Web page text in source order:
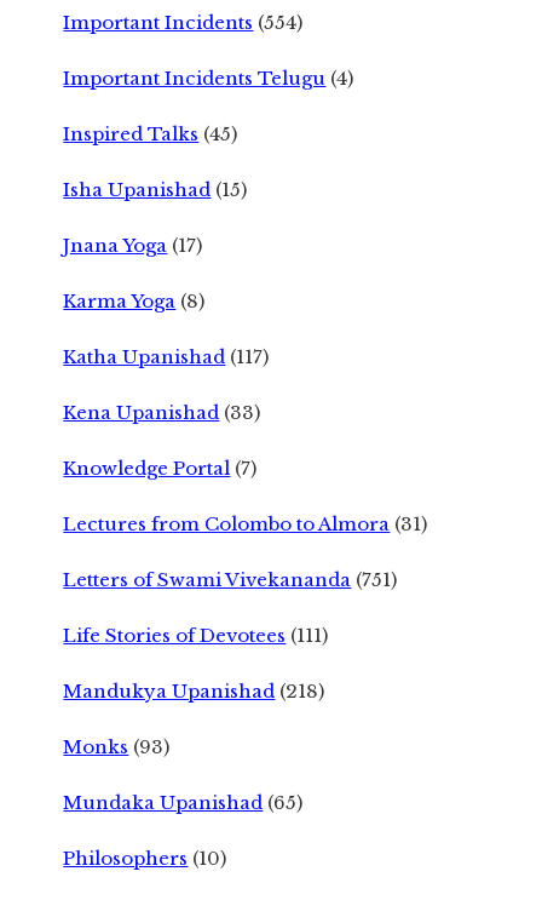
Important Incidents (554)
Important Incidents Telugu (4)
Inspired Talks (45)
Isha Upanishad (15)
Jnana Yoga (17)
Karma Yoga (8)
Katha Upanishad (117)
Kena Upanishad (33)
Knowledge Portal (7)
Lectures from Colombo to Almora (31)
Letters of Swami Vivekananda (751)
Life Stories of Devotees (111)
Mandukya Upanishad (218)
Monks (93)
Mundaka Upanishad (65)
Philosophers (10)